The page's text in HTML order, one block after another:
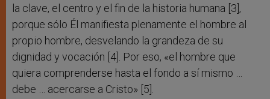
la clave, el centro y el fin de la historia humana [3],
porque sólo Él manifiesta plenamente el hombre al
propio hombre, desvelando la grandeza de su
dignidad y vocación [4]. Por eso, «el hombre que
quiera comprenderse hasta el fondo a sí mismo …
debe … acercarse a Cristo» [5].